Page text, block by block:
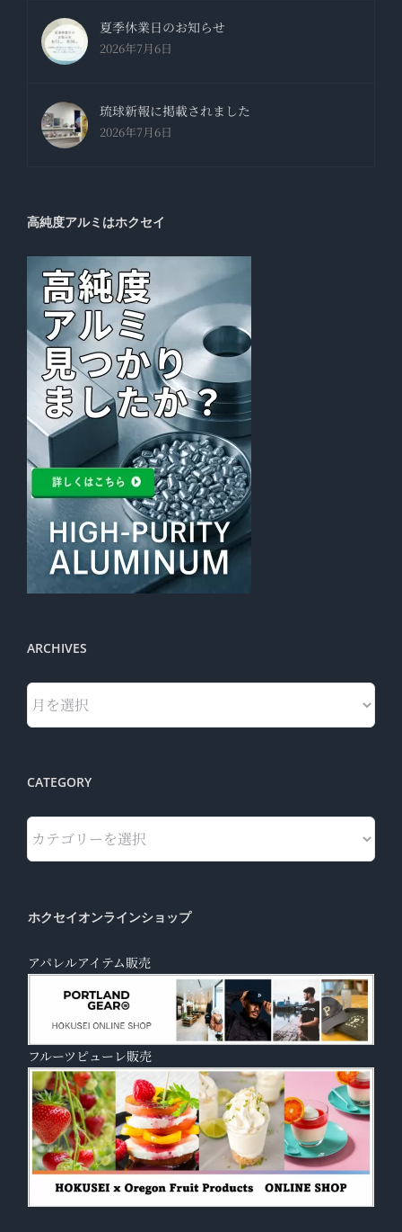
夏季休業日のお知らせ
2026年7月6日
琉球新報に掲載されました
2026年7月6日
高純度アルミはホクセイ
ARCHIVES
Archives
CATEGORY
Category
ホクセイオンラインショップ
アパレルアイテム販売
フルーツピューレ販売